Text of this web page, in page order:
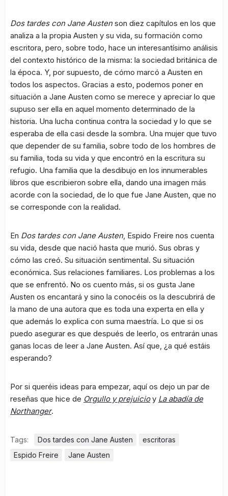
Dos tardes con Jane Austenson diez capítulos en los que
analiza a la propia Austen y su vida, su formación como
escritora, pero, sobre todo, hace un interesantísimo análisis
del contexto histórico de la misma: la sociedad británica de
la época. Y, por supuesto, de cómo marcó a Austen en
todos los aspectos. Gracias a esto, podemos poner en
situación a Jane Austen como se merece y apreciar lo que
supuso ser ella en aquel momento determinado de la
historia. Una lucha continua contra la sociedad y lo que se
esperaba de ella casi desde la sombra. Una mujer que tuvo
que depender de su familia, sobre todo de los hombres de
su familia, toda su vida y que encontró en la escritura su
refugio. Una familia que la desdibujo en los innumerables
libros que escribieron sobre ella, dando una imagen más
acorde con la sociedad, de lo que fue Jane Austen, que no
se corresponde con la realidad.
En Dos tardes con Jane Austen, Espido Freire nos cuenta
su vida, desde que nació hasta que murió. Sus obras y
cómo las creó. Su situación sentimental. Su situación
económica. Sus relaciones familiares. Los problemas a los
que se enfrentó. No os cuento más, si os gusta Jane
Austen os encantará y sino la conocéis os la descubrirá de
la mano de una autora que es toda una experta en ella y
que además lo explica con suma maestría. Lo que si os
puedo asegurar es que después de leerlo, os entrarán unas
ganas locas de leer a Jane Austen. Así que, ¿a qué estáis
esperando?
Por si queréis ideas para empezar, aquí os dejo un par de
reseñas que hice de Orgullo y prejuicioy La abadía de
Northanger.
Tags: Dos tardes con Jane Austen
escritoras
Espido Freire
Jane Austen